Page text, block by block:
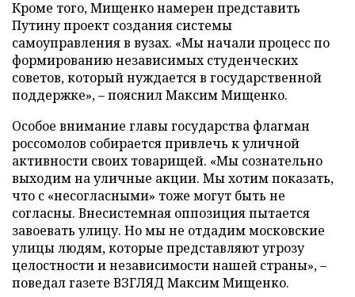
Кроме того, Мищенко намерен представить
Путину проект создания системы
самоуправления в вузах. «Мы начали процесс по
формированию независимых студенческих
советов, который нуждается в государственной
поддержке», – пояснил Максим Мищенко.
Особое внимание главы государства флагман
россомолов собирается привлечь к уличной
активности своих товарищей. «Мы сознательно
выходим на уличные акции. Мы хотим показать,
что с «несогласными» тоже могут быть не
согласны. Внесистемная оппозиция пытается
завоевать улицу. Но мы не отдадим московские
улицы людям, которые представляют угрозу
целостности и независимости нашей страны», –
поведал газете ВЗГЛЯД Максим Мищенко.